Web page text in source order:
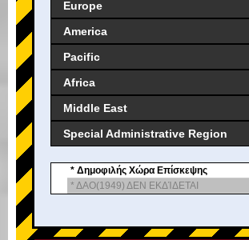
Europe
America
Pacific
Africa
Middle East
Special Administrative Region
* Δημοφιλής Χώρα Επίσκεψης
* ΔΑΟ(1949) ΔΕΝ ΕΚΔΊΔΕΤΑΙ